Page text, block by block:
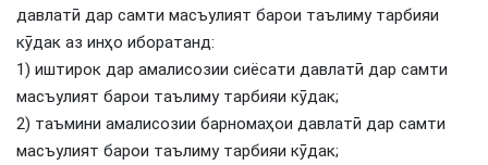
давлатӣ дар самти масъулият барои таълиму тарбияи
кӯдак аз инҳо иборатанд:
1) иштирок дар амалисозии сиёсати давлатӣ дар самти
масъулият барои таълиму тарбияи кӯдак;
2) таъмини амалисозии барномаҳои давлатӣ дар самти
масъулият барои таълиму тарбияи кӯдак;